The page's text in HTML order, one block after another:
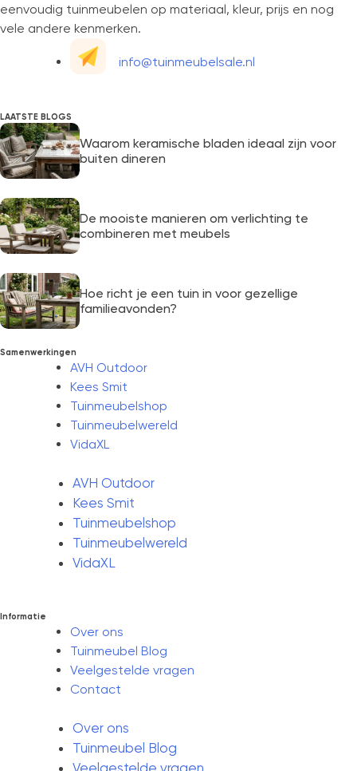
eenvoudig tuinmeubelen op materiaal, kleur, prijs en nog
vele andere kenmerken.
info@tuinmeubelsale.nl
LAATSTE BLOGS
Waarom keramische bladen ideaal zijn voor
buiten dineren
De mooiste manieren om verlichting te
combineren met meubels
Hoe richt je een tuin in voor gezellige
familieavonden?
Samenwerkingen
AVH Outdoor
Kees Smit
Tuinmeubelshop
Tuinmeubelwereld
VidaXL
AVH Outdoor
Kees Smit
Tuinmeubelshop
Tuinmeubelwereld
VidaXL
Informatie
Over ons
Tuinmeubel Blog
Veelgestelde vragen
Contact
Over ons
Tuinmeubel Blog